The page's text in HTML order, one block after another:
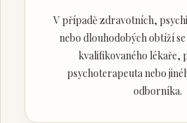
V případě zdravotních,
nebo dlouhodobých obtíží
kvalifikovaného lékaře,
psychoterapeuta nebo
odborníka.